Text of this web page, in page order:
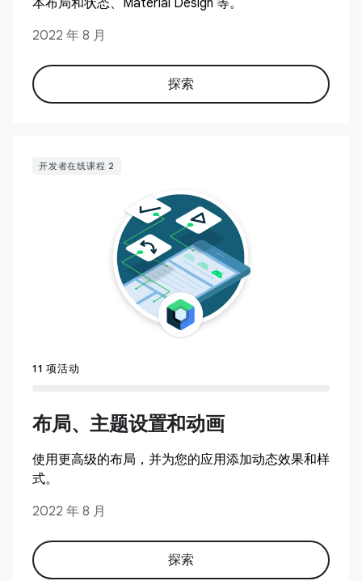
本布局和状态、Material Design 等。
2022 年 8 月
探索
开发者在线课程 2
11 项活动
布局、主题设置和动画
使用更高级的布局，并为您的应用添加动态效果和样
式。
2022 年 8 月
探索